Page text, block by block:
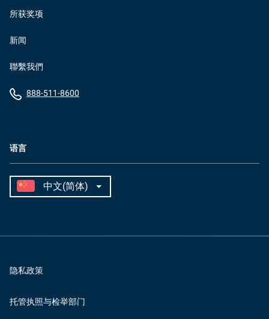
语言
所获奖项
新闻
聯繫我們
888-511-8600
隐私政策
托管执照与检举部门